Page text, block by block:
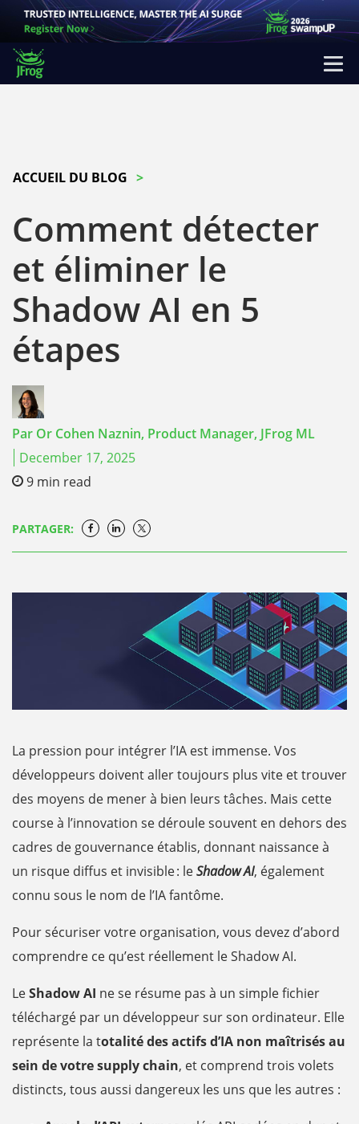
ACCUEIL DU BLOG
Comment détecter
et éliminer le
Shadow AI en 5
étapes
Par Or Cohen Naznin, Product Manager, JFrog ML
December 17, 2025
9 min read
PARTAGER:
La pression pour intégrer l’IA est immense. Vos
développeurs doivent aller toujours plus vite et trouver
des moyens de mener à bien leurs tâches. Mais cette
course à l’innovation se déroule souvent en dehors des
cadres de gouvernance établis, donnant naissance à
un risque diffus et invisible : leShadow AI, également
connu sous le nom de l’IA fantôme.
Pour sécuriser votre organisation, vous devez d’abord
comprendre ce qu’est réellement le Shadow AI.
LeShadow AI ne se résume pas à un simple fichier
téléchargé par un développeur sur son ordinateur. Elle
représente la totalité des actifs d’IA non maîtrisés au
sein de votre supply chain, et comprend trois volets
distincts, tous aussi dangereux les uns que les autres :